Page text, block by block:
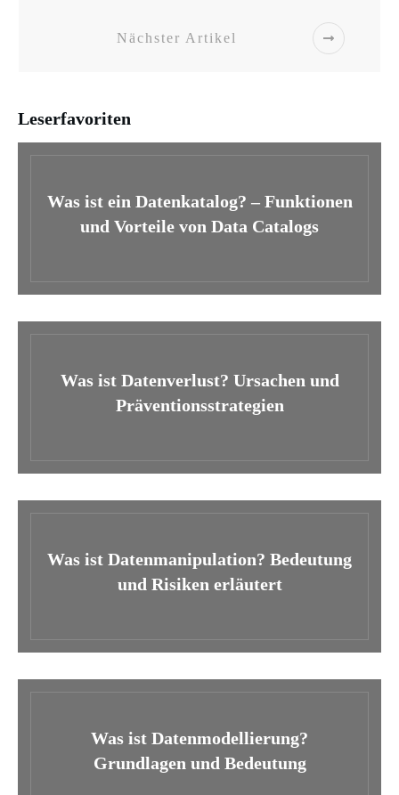
Nächster Artikel
Leserfavoriten
Was ist ein Datenkatalog? – Funktionen
und Vorteile von Data Catalogs
Was ist Datenverlust? Ursachen und
Präventionsstrategien
Was ist Datenmanipulation? Bedeutung
und Risiken erläutert
Was ist Datenmodellierung?
Grundlagen und Bedeutung